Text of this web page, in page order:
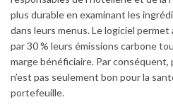
plus durable en examinant les
dans leurs menus. Le logiciel
par 30 % leurs émissions carbone
marge bénéficiaire. Par
n’est pas seulement bon pour la
portefeuille.